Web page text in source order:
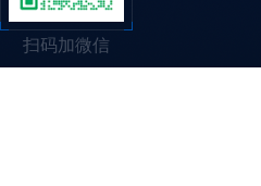
扫码加微信